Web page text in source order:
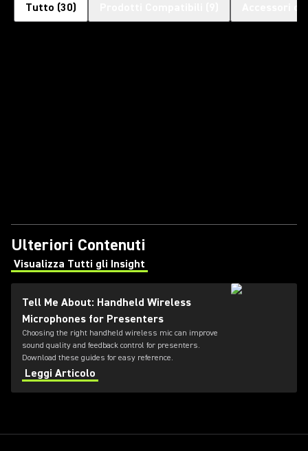
Tutto (30)
Ulteriori Contenuti
Visualizza Tutti gli Insight
(Opens in a new tab)
Tell Me About: Handheld Wireless
Microphones for Presenters
Choosing the right handheld wireless mic can improve
sound quality and feedback control for presenters.
Download these guides for easy reference.
Leggi Articolo